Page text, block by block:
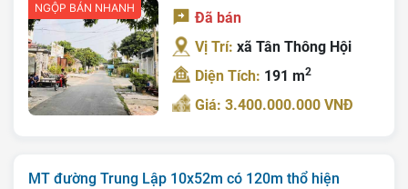
Liên Hệ
Tin Tức
Tra Quy Hoạch
NGỘP BÁN NHANH
Đã bán
Vị Trí:xã Tân Thông Hội
Diện Tích: 191 m2
Giá: 3.400.000.000 VNĐ
MT đường Trung Lập 10x52m có 120m thổ hiện